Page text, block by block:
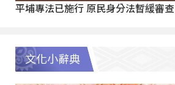
平埔專法已施行 原民身分法暫緩審查
文化小辭典